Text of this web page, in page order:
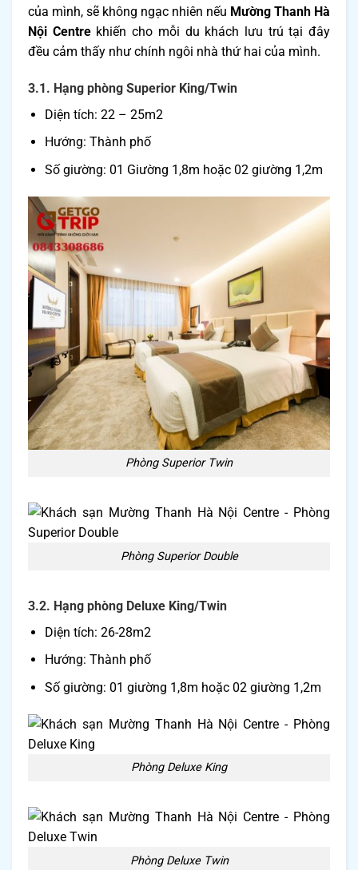
của mình, sẽ không ngạc nhiên nếu Mường Thanh Hà
Nội Centrekhiến cho mỗi du khách lưu trú tại đây
đều cảm thấy như chính ngôi nhà thứ hai của mình.
3.1. Hạng phòng Superior King/Twin
Diện tích: 22 – 25m2
Hướng: Thành phố
Số giường: 01 Giường 1,8m hoặc 02 giường 1,2m
Phòng Superior Twin
Phòng Superior Double
3.2. Hạng phòng Deluxe King/Twin
Diện tích: 26-28m2
Hướng: Thành phố
Số giường: 01 giường 1,8m hoặc 02 giường 1,2m
Phòng Deluxe King
Phòng Deluxe Twin